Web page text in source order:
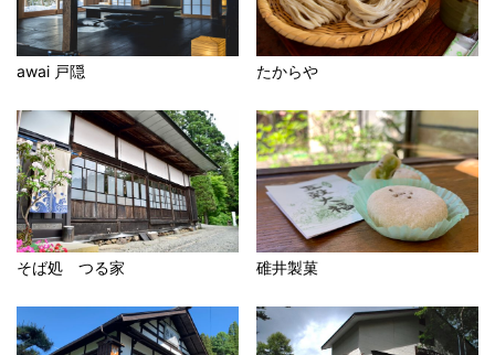
awai 戸隠 たからや
そば処 つる家 碓井製菓